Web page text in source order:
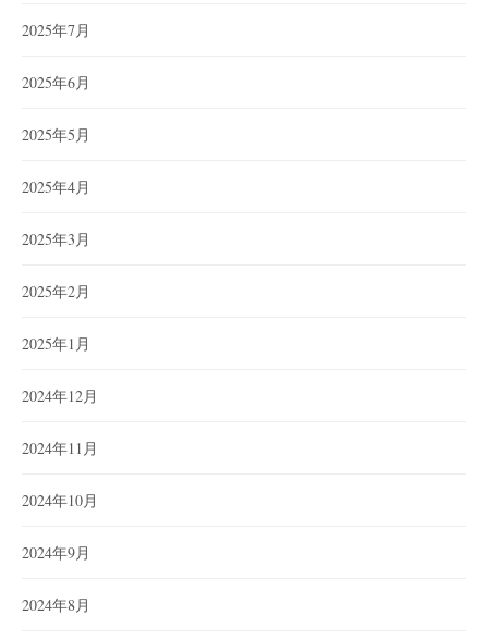
2025年7月
2025年6月
2025年5月
2025年4月
2025年3月
2025年2月
2025年1月
2024年12月
2024年11月
2024年10月
2024年9月
2024年8月